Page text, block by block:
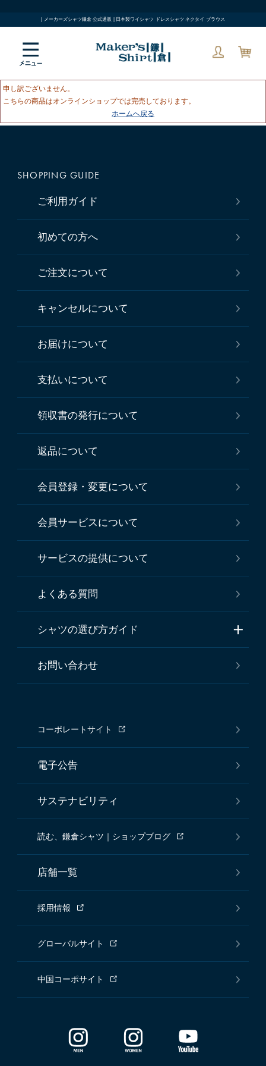
| メーカーズシャツ鎌倉 公式通販 | 日本製ワイシャツ ドレスシャツ ネクタイ ブラウス
申し訳ございません。
こちらの商品はオンラインショップでは完売しております。
ホームへ戻る
SHOPPING GUIDE
ご利用ガイド
初めての方へ
ご注文について
キャンセルについて
お届けについて
支払いについて
領収書の発行について
返品について
会員登録・変更について
会員サービスについて
サービスの提供について
よくある質問
シャツの選び方ガイド
お問い合わせ
コーポレートサイト
電子公告
サステナビリティ
読む、鎌倉シャツ｜ショップブログ
店舗一覧
採用情報
グローバルサイト
中国コーポサイト